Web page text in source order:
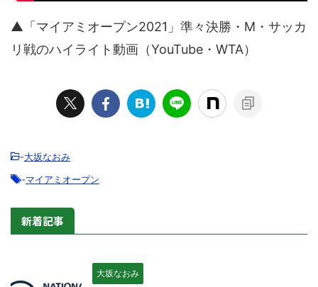
▲「マイアミオープン2021」準々決勝・M・サッカ
リ戦のハイライト動画（YouTube・WTA）
-大坂なおみ
-マイアミオープン
新着記事
大坂なおみ